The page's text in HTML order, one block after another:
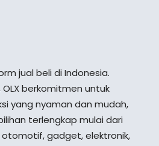
jual beli di Indonesia.
berkomitmen untuk
yang nyaman dan mudah,
terlengkap mulai dari
gadget, elektronik,